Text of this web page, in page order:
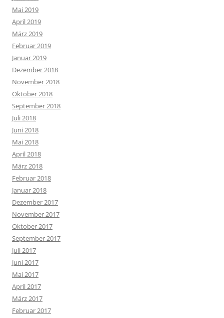
Mai 2019
April 2019
März 2019
Februar 2019
Januar 2019
Dezember 2018
November 2018
Oktober 2018
September 2018
Juli 2018
Juni 2018
Mai 2018
April 2018
März 2018
Februar 2018
Januar 2018
Dezember 2017
November 2017
Oktober 2017
September 2017
Juli 2017
Juni 2017
Mai 2017
April 2017
März 2017
Februar 2017